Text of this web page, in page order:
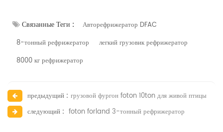
Связанные Теги :
Авторефрижератор DFAC
8-тонный рефрижератор
легкий грузовик рефрижератор
8000 кг рефрижератор
предыдущий : грузовой фургон foton 10ton для живой птицы
следующий : foton forland 3-тонный рефрижератор